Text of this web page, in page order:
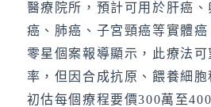
醫療院所，預計可用於肝癌
癌、肺癌、子宮頸癌等實體
零星個案報導顯示，此療法
率，但因合成抗原、餵養細胞
初估每個療程要價300萬至